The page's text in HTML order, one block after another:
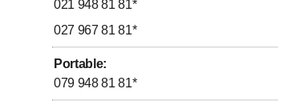
021 948 81 81*
027 967 81 81*
Portable:
079 948 81 81*